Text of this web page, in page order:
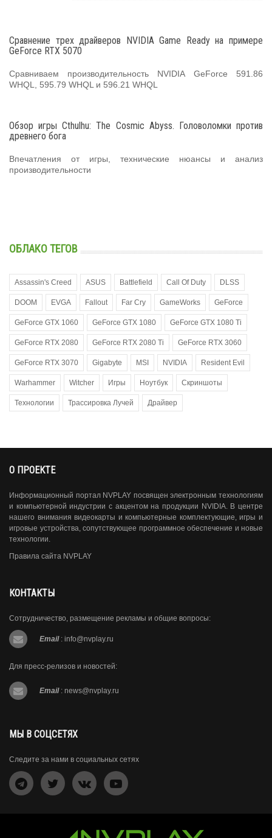
Сравнение трех драйверов NVIDIA Game Ready на примере
GeForce RTX 5070
Сравниваем производительность NVIDIA GeForce 591.86
WHQL, 595.79 WHQL и 596.21 WHQL
Обзор игры Cthulhu: The Cosmic Abyss. Головоломки против
древнего бога
Впечатления от игры, технические нюансы и анализ
производительности
ОБЛАКО ТЕГОВ
Assassin's Creed ASUS Battlefield Call Of Duty DLSS
DOOM EVGA Fallout Far Cry GameWorks GeForce
GeForce GTX 1060 GeForce GTX 1080 GeForce GTX 1080 Ti
GeForce RTX 2080 GeForce RTX 2080 Ti GeForce RTX 3060
GeForce RTX 3070 Gigabyte MSI NVIDIA Resident Evil
Warhammer Witcher Игры Ноутбук Скриншоты
Технологии Трассировка Лучей Драйвер
О ПРОЕКТЕ
Информационный портал NVPLAY посвящен электронным технологиям
и компьютерной индустрии с акцентом на продукции NVIDIA. В центре
нашего внимания видеокарты и компьютерные комплектующие, игры и
игровые устройства, сопутствующее программное обеспечение и новые
технологии.
Правила сайта NVPLAY
КОНТАКТЫ
Сотрудничество, размещение рекламы и общие вопросы:
Email : info@nvplay.ru
Для пресс-релизов и новостей:
Email : news@nvplay.ru
МЫ В СОЦСЕТЯХ
Следите за нами в социальных сетях